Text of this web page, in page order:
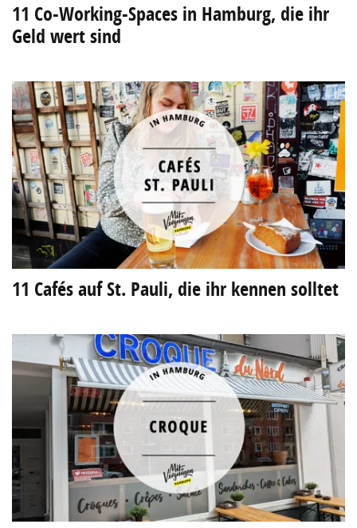
11 Co-Working-Spaces in Hamburg, die ihr
Geld wert sind
11 Cafés auf St. Pauli, die ihr kennen solltet